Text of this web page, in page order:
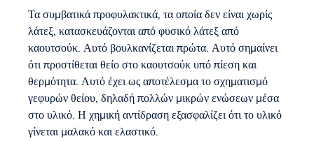
Τα συμβατικά προφυλακτικά, τα οποία δεν είναι χωρίς
λάτεξ, κατασκευάζονται από φυσικό λάτεξ από
καουτσούκ. Αυτό βουλκανίζεται πρώτα. Αυτό σημαίνει
ότι προστίθεται θείο στο καουτσούκ υπό πίεση και
θερμότητα. Αυτό έχει ως αποτέλεσμα το σχηματισμό
γεφυρών θείου, δηλαδή πολλών μικρών ενώσεων μέσα
στο υλικό. Η χημική αντίδραση εξασφαλίζει ότι το υλικό
γίνεται μαλακό και ελαστικό.